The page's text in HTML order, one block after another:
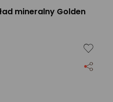
mineralny Golden